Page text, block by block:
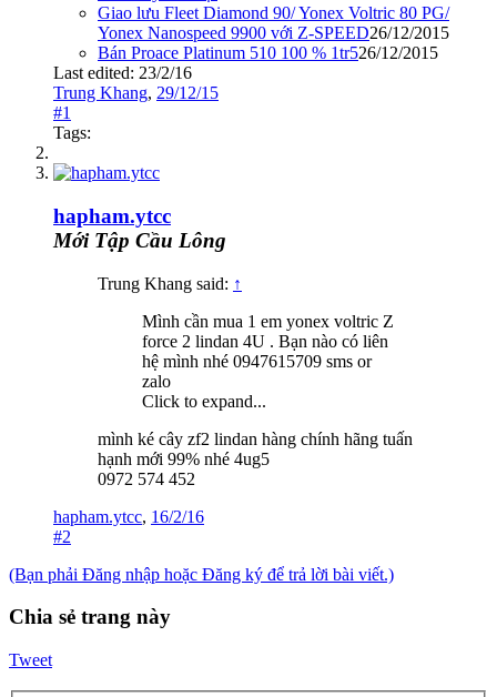
Giao lưu Fleet Diamond 90/ Yonex Voltric 80 PG/
Yonex Nanospeed 9900 với Z-SPEED26/12/2015
Bán Proace Platinum 510 100 % 1tr526/12/2015
Last edited: 23/2/16
Trung Khang, 29/12/15
#1
Tags:
hapham.ytcc
Mới Tập Cầu Lông
Trung Khang said: ↑
Mình cần mua 1 em yonex voltric Z
force 2 lindan 4U . Bạn nào có liên
hệ mình nhé 0947615709 sms or
zalo
Click to expand...
mình ké cây zf2 lindan hàng chính hãng tuấn
hạnh mới 99% nhé 4ug5
0972 574 452
hapham.ytcc, 16/2/16
#2
(Bạn phải Đăng nhập hoặc Đăng ký để trả lời bài viết.)
Chia sẻ trang này
Tweet